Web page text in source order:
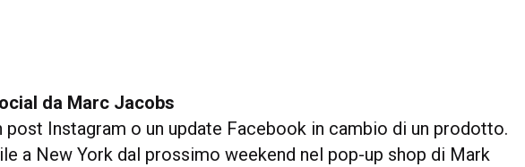
da Marc Jacobs
post Instagram o un update Facebook in cambio di un prodotto.
a New York dal prossimo weekend nel pop-up shop di Mark